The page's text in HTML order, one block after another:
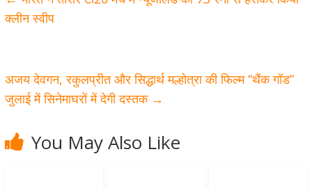
क्लीन स्वीप
अजय देवगन, रकुलप्रीत और सिद्धार्थ मल्होत्रा की फिल्म “थैंक गॉड”
जुलाई में सिनेमाघरों में देगी दस्तक →
You May Also Like